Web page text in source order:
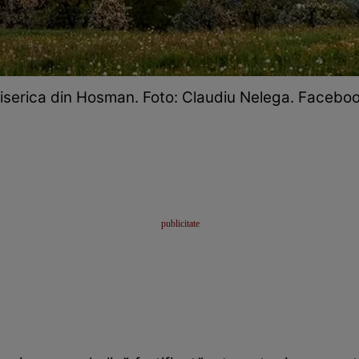
din Hosman. Foto: Claudiu Nelega.